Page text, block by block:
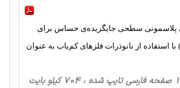
پلاسمونی سطحی جایگزیده‌ی حساس برای
تشخیص یون جیوه (II) با استفاده از نانوذرات فلز‌های کم‌یاب به عنوان
، کلیه گرایش ها، 19 صفحه فارسی تایپ شده ، 704 کیلو بایت